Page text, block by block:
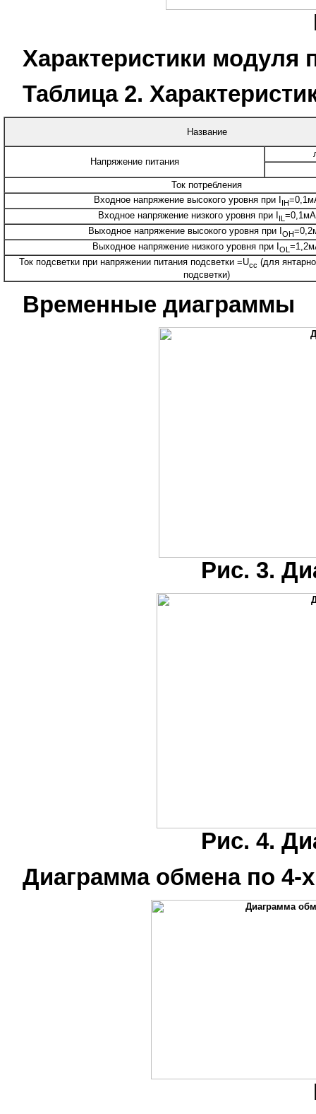
Характеристики модуля
Таблица 2.
Название
Напряжение питания
Ток потребления
Входное напряжение высокого уровня при I
IH
Входное напряжение низкого уровня при I
IL =0,1мА
Выходное напряжение высокого уровня при I
OH
Выходное напряжение низкого уровня при I
OL
Ток подсветки при напряжении питания подсветки =Ucc (для
подсветки)
Временные диаграммы
Рис. 3.
Рис. 4.
Диаграмма обмена по 4-